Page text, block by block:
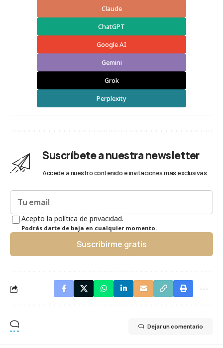
Claude
ChatGPT
Google AI
Gemini
Grok
Perplexity
Suscríbete a nuestra newsletter
Accede a nuestro contenido e invitaciones más exclusivas.
Acepto la política de privacidad.
Podrás darte de baja en cualquier momento.
Suscribirme gratis
Dejar un comentario